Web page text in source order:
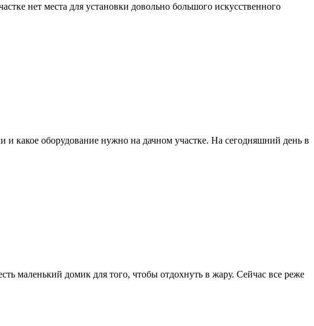
нет места для установки довольно большого искусственного
какое оборудование нужно на дачном участке. На сегодняшний день в
маленький домик для того, чтобы отдохнуть в жару. Сейчас все реже